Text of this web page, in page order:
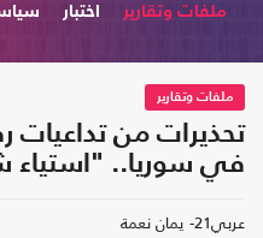
ملفات وتقارير
اختبار
ملفات وتقارير
تحذيرات من تداعيات
في سوريا..
عربي21- يمان نعمة